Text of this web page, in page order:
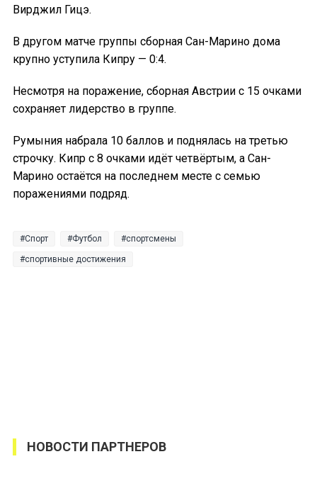
Вирджил Гицэ.
В другом матче группы сборная Сан-Марино дома
крупно уступила Кипру — 0:4.
Несмотря на поражение, сборная Австрии с 15 очками
сохраняет лидерство в группе.
Румыния набрала 10 баллов и поднялась на третью
строчку. Кипр с 8 очками идёт четвёртым, а Сан-
Марино остаётся на последнем месте с семью
поражениями подряд.
Спорт Футбол спортсмены
спортивные достижения
НОВОСТИ ПАРТНЕРОВ